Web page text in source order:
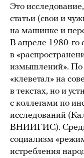
Это
статьи (свои и
на машинке и
В апреле 1980-го
в
измышлений». По
«клеветал» на
в текстах, но и
с коллегами по
исследований
ВНИИГИС). Среди
социализм
истребления